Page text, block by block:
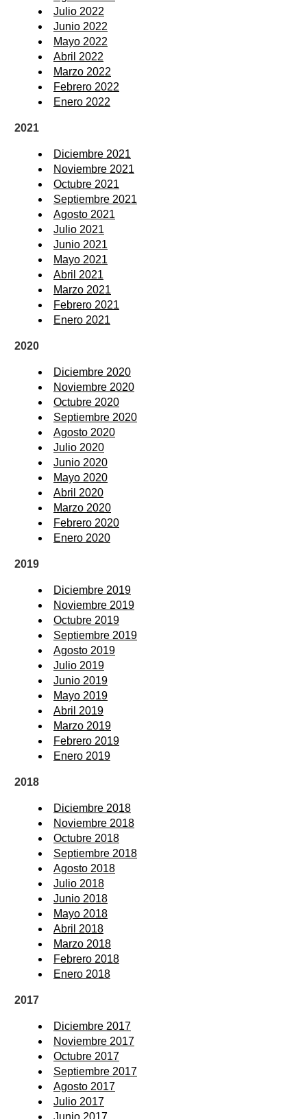
Julio 2022
Junio 2022
Mayo 2022
Abril 2022
Marzo 2022
Febrero 2022
Enero 2022
2021
Diciembre 2021
Noviembre 2021
Octubre 2021
Septiembre 2021
Agosto 2021
Julio 2021
Junio 2021
Mayo 2021
Abril 2021
Marzo 2021
Febrero 2021
Enero 2021
2020
Diciembre 2020
Noviembre 2020
Octubre 2020
Septiembre 2020
Agosto 2020
Julio 2020
Junio 2020
Mayo 2020
Abril 2020
Marzo 2020
Febrero 2020
Enero 2020
2019
Diciembre 2019
Noviembre 2019
Octubre 2019
Septiembre 2019
Agosto 2019
Julio 2019
Junio 2019
Mayo 2019
Abril 2019
Marzo 2019
Febrero 2019
Enero 2019
2018
Diciembre 2018
Noviembre 2018
Octubre 2018
Septiembre 2018
Agosto 2018
Julio 2018
Junio 2018
Mayo 2018
Abril 2018
Marzo 2018
Febrero 2018
Enero 2018
2017
Diciembre 2017
Noviembre 2017
Octubre 2017
Septiembre 2017
Agosto 2017
Julio 2017
Junio 2017